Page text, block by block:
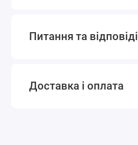
Питання та відповіді
Доставка і оплата